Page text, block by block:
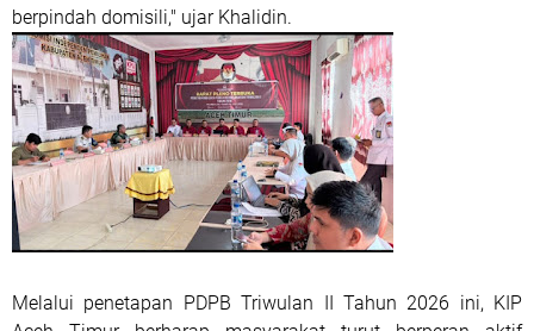
berpindah domisili," ujar Khalidin.
Melalui penetapan PDPB Triwulan II Tahun 2026 ini, KIP